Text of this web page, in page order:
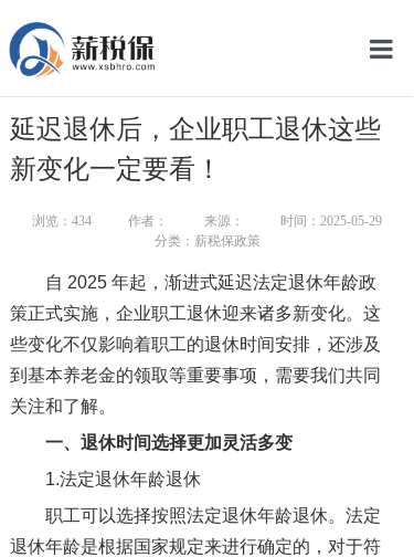
网
延迟退休后，企业职工退休这些
新变化一定要看！
浏览： 434 作者： 来源：
时间：2025-05-29
分类：薪税保政策
自 2025 年起，渐进式延迟法定退休年龄政
策正式实施，企业职工退休迎来诸多新变化。这
些变化不仅影响着职工的退休时间安排，还涉及
到基本养老金的领取等重要事项，需要我们共同
关注和了解。
一、退休时间选择更加灵活多变
1.法定退休年龄退休
职工可以选择按照法定退休年龄退休。法定
退休年龄是根据国家规定来进行确定的，对于符